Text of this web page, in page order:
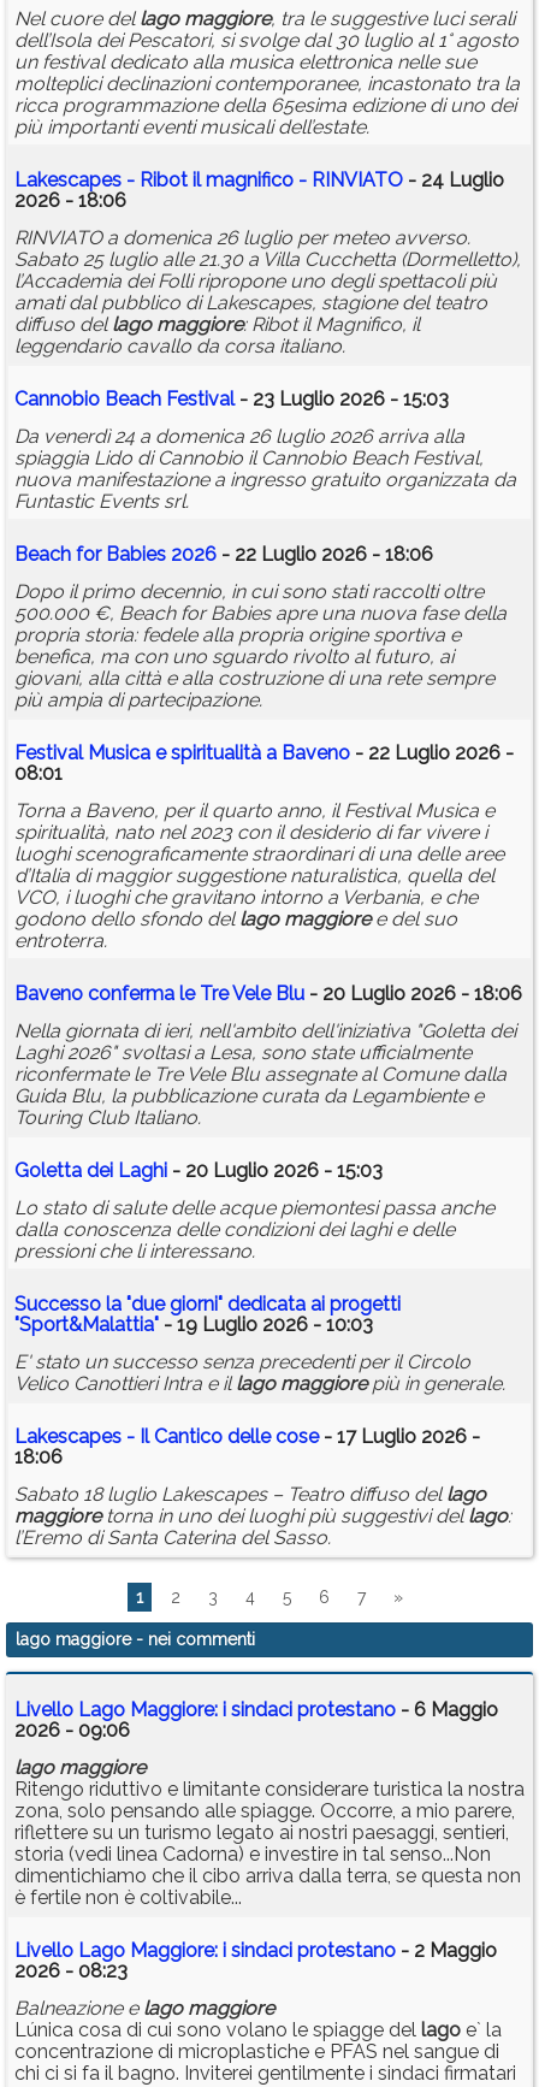
Nel cuore dellago maggiore, tra le suggestive luci serali
dell’Isola dei Pescatori, si svolge dal 30 luglio al 1° agosto
un festival dedicato alla musica elettronica nelle sue
molteplici declinazioni contemporanee, incastonato tra la
ricca programmazione della 65esima edizione di uno dei
più importanti eventi musicali dell’estate.
Lakescapes - Ribot il magnifico - RINVIATO - 24 Luglio
2026 - 18:06
RINVIATO a domenica 26 luglio per meteo avverso.
Sabato 25 luglio alle 21.30 a Villa Cucchetta (Dormelletto),
l’Accademia dei Folli ripropone uno degli spettacoli più
amati dal pubblico di Lakescapes, stagione del teatro
diffuso dellago maggiore: Ribot il Magnifico, il
leggendario cavallo da corsa italiano.
Cannobio Beach Festival- 23 Luglio 2026 - 15:03
Da venerdì 24 a domenica 26 luglio 2026 arriva alla
spiaggia Lido di Cannobio il Cannobio Beach Festival,
nuova manifestazione a ingresso gratuito organizzata da
Funtastic Events srl.
Beach for Babies 2026 - 22 Luglio 2026 - 18:06
Dopo il primo decennio, in cui sono stati raccolti oltre
500.000 €, Beach for Babies apre una nuova fase della
propria storia: fedele alla propria origine sportiva e
benefica, ma con uno sguardo rivolto al futuro, ai
giovani, alla città e alla costruzione di una rete sempre
più ampia di partecipazione.
Festival Musica e spiritualità a Baveno - 22 Luglio 2026 -
08:01
Torna a Baveno, per il quarto anno, il Festival Musica e
spiritualità, nato nel 2023 con il desiderio di far vivere i
luoghi scenograficamente straordinari di una delle aree
d’Italia di maggior suggestione naturalistica, quella del
VCO, i luoghi che gravitano intorno a Verbania, e che
godono dello sfondo dellago maggioree del suo
entroterra.
Baveno conferma le Tre Vele Blu - 20 Luglio 2026 - 18:06
Nella giornata di ieri, nell'ambito dell'iniziativa "Goletta dei
Laghi 2026" svoltasi a Lesa, sono state ufficialmente
riconfermate le Tre Vele Blu assegnate al Comune dalla
Guida Blu, la pubblicazione curata da Legambiente e
Touring Club Italiano.
Goletta dei Laghi - 20 Luglio 2026 - 15:03
Lo stato di salute delle acque piemontesi passa anche
dalla conoscenza delle condizioni dei laghi e delle
pressioni che li interessano.
Successo la "due giorni" dedicata ai progetti
"Sport&Malattia" - 19 Luglio 2026 - 10:03
E' stato un successo senza precedenti per il Circolo
Velico Canottieri Intra e illago maggiorepiù in generale.
Lakescapes - Il Cantico delle cose- 17 Luglio 2026 -
18:06
Sabato 18 luglio Lakescapes – Teatro diffuso dellago
maggioretorna in uno dei luoghi più suggestivi dellago:
l’Eremo di Santa Caterina del Sasso.
1 2 3 4 5 6 7 »
lago maggiore- nei commenti
Livello Lago Maggiore: i sindaci protestano - 6 Maggio
2026 - 09:06
lago maggiore
Ritengo riduttivo e limitante considerare turistica la nostra
zona, solo pensando alle spiagge. Occorre, a mio parere,
riflettere su un turismo legato ai nostri paesaggi, sentieri,
storia (vedi linea Cadorna) e investire in tal senso...Non
dimentichiamo che il cibo arriva dalla terra, se questa non
è fertile non è coltivabile...
Livello Lago Maggiore: i sindaci protestano - 2 Maggio
2026 - 08:23
Balneazione e lago maggiore
Lúnica cosa di cui sono volano le spiagge del lago e` la
concentrazione di microplastiche e PFAS nel sangue di
chi ci si fa il bagno. Inviterei gentilmente i sindaci firmatari